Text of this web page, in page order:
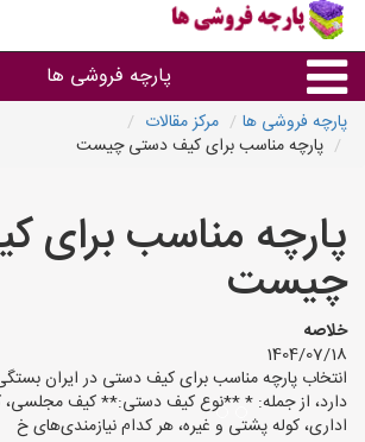
پارچه فروشی ها
پارچه براساس جنس
پارچه براساس رنگ طرح و
پارچه فروشی ها
مرکز مقالات
پارچه مناسب برای کیف دستی چیست
پارچه مناسب برای
چیست
خلاصه
1404/07/18
انتخاب پارچه مناسب برای کیف دستی در ایران
دارد، از جمله: * **نوع کیف دستی:** کیف مجلسی،
اداری، کوله پشتی و غیره، هر کدام نیازمندی‌های خ